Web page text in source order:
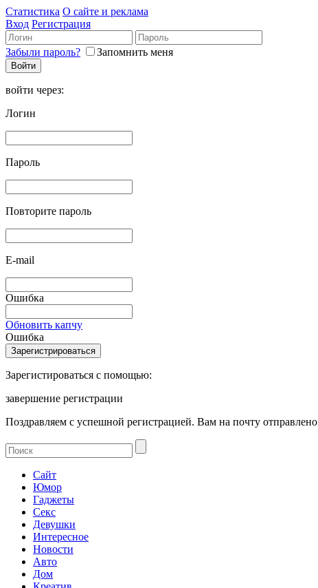
Статистика О сайте и реклама
Вход Регистрация
Забыли пароль? Запомнить меня
войти через:
Логин
Пароль
Повторите пароль
E-mail
Ошибка
Обновить капчу
Ошибка
Зарегистироваться с помощью:
завершение регистрации
Поздравляем с успешной регистрацией. Вам на почту
Сайт
Юмор
Гаджеты
Секс
Девушки
Интересное
Новости
Авто
Дом